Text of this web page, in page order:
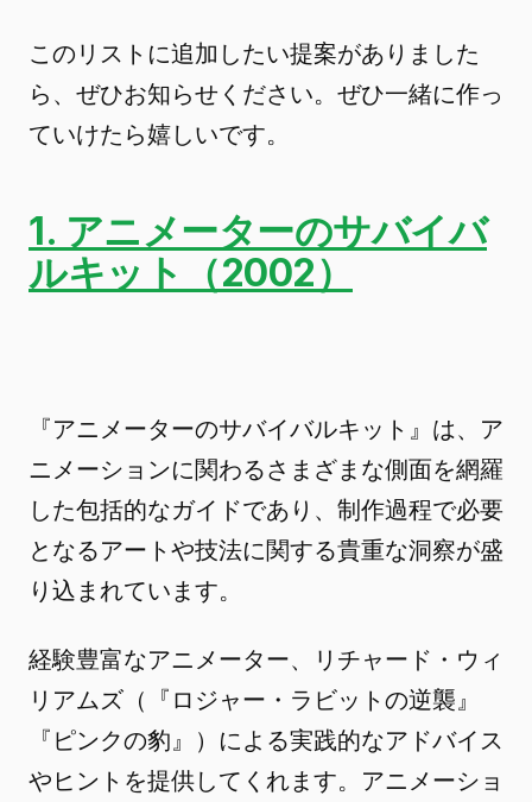
このリストに追加したい提案がありました
ら、ぜひお知らせください。ぜひ一緒に作っ
ていけたら嬉しいです。
1. アニメーターのサバイバ
ルキット（2002）
『アニメーターのサバイバルキット』は、ア
ニメーションに関わるさまざまな側面を網羅
した包括的なガイドであり、制作過程で必要
となるアートや技法に関する貴重な洞察が盛
り込まれています。
経験豊富なアニメーター、リチャード・ウィ
リアムズ（『ロジャー・ラビットの逆襲』
『ピンクの豹』）による実践的なアドバイス
やヒントを提供してくれます。アニメーショ